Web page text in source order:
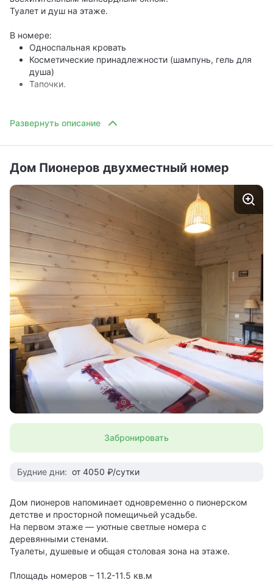
Туалет и душ на этаже.
В номере:
Односпальная кровать
Косметические принадлежности (шампунь, гель для
душа)
Тапочки.
Дом Пионеров двухместный номер
Забронировать
Будние дни: от 4050 ₽/сутки
Дом пионеров напоминает одновременно о пионерском
детстве и просторной помещичьей усадьбе.
На первом этаже — уютные светлые номера с
деревянными стенами.
Туалеты, душевые и общая столовая зона на этаже.
Площадь номеров – 11.2-11.5 кв.м